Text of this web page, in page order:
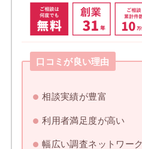
口コミが良い理由
相談実績が豊富
利用者満足度が高い
幅広い調査ネットワーク